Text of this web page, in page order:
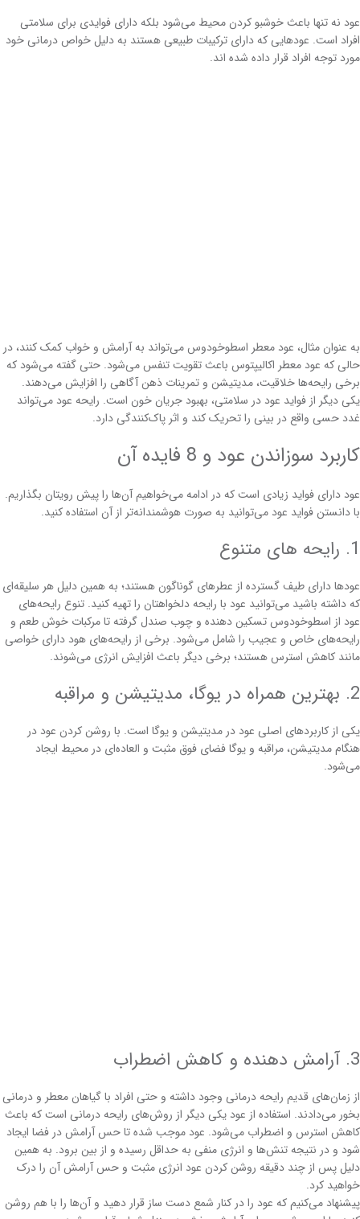
عود نه تنها باعث خوشبو کردن محیط می‌شود بلکه دارای فوایدی برای سلامتی
افراد است. عودهایی که دارای ترکیبات طبیعی هستند به دلیل خواص درمانی خود
مورد توجه افراد قرار داده شده اند.
به عنوان مثال، عود معطر اسطوخودوس می‌تواند به آرامش و خواب کمک کنند، در
حالی که عود معطر اکالیپتوس باعث تقویت تنفس می‌شود. حتی گفته می‌شود که
برخی رایحه‌ها خلاقیت، مدیتیشن و تمرینات ذهن آگاهی را افزایش می‌دهند.
یکی دیگر از فواید عود در سلامتی، بهبود جریان خون است. رایحه عود می‌تواند
غدد حسی واقع در بینی را تحریک کند و اثر پاک‌کنندگی دارد.
کاربرد سوزاندن عود و 8 فایده آن
عود دارای فواید زیادی است که در ادامه می‌خواهیم آن‌ها را پیش رویتان بگذاریم.
با دانستن فواید عود می‌توانید به صورت هوشمندانه‌تر از آن استفاده کنید.
1. رایحه های متنوع
عودها دارای طیف گسترده از عطرهای گوناگون هستند؛ به همین دلیل هر سلیقه‌ای
که داشته باشید می‌توانید عود با رایحه دلخواهتان را تهیه کنید. تنوع رایحه‌های
عود از اسطوخودوس تسکین دهنده و چوب صندل گرفته تا مرکبات خوش طعم و
رایحه‌های خاص و عجیب را شامل می‌شود. برخی از رایحه‌های هود دارای خواصی
مانند کاهش استرس هستند؛ برخی دیگر باعث افزایش انرژی می‌شوند.
2. بهترین همراه در یوگا، مدیتیشن و مراقبه
یکی از کاربردهای اصلی عود در مدیتیشن و یوگا است. با روشن کردن عود در
هنگام مدیتیشن، مراقبه و یوگا فضای فوق مثبت و العاده‌ای در محیط ایجاد
می‌شود.
3. آرامش دهنده و کاهش اضطراب
از زمان‌های قدیم رایحه درمانی وجود داشته و حتی افراد با گیاهان معطر و درمانی
بخور می‌دادند. استفاده از عود یکی دیگر از روش‌های رایحه درمانی است که باعث
کاهش استرس و اضطراب می‌شود. عود موجب شده تا حس آرامش در فضا ایجاد
شود و در نتیجه تنش‌ها و انرژی منفی به حداقل رسیده و از بین برود. به همین
دلیل پس از چند دقیقه روشن کردن عود انرژی مثبت و حس آرامش آن را درک
خواهید کرد.
پیشنهاد می‌کنیم که عود را در کنار شمع دست ساز قرار دهید و آن‌ها را با هم روشن